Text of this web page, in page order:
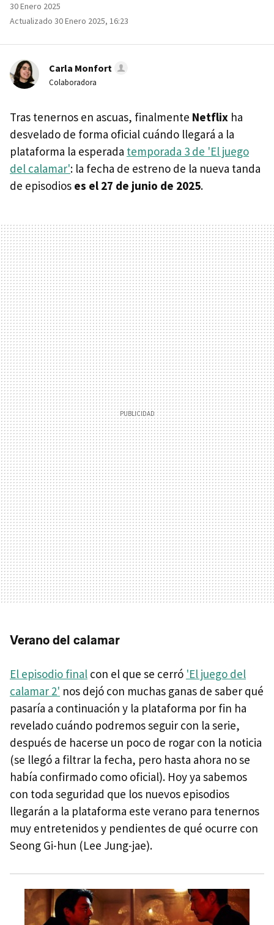
30 Enero 2025
Actualizado 30 Enero 2025, 16:23
Carla Monfort
Colaboradora
Tras tenernos en ascuas, finalmente Netflix ha
desvelado de forma oficial cuándo llegará a la
plataforma la esperada temporada 3 de 'El juego
del calamar': la fecha de estreno de la nueva tanda
de episodios es el 27 de junio de 2025.
Verano del calamar
El episodio final con el que se cerró 'El juego del
calamar 2' nos dejó con muchas ganas de saber qué
pasaría a continuación y la plataforma por fin ha
revelado cuándo podremos seguir con la serie,
después de hacerse un poco de rogar con la noticia
(se llegó a filtrar la fecha, pero hasta ahora no se
había confirmado como oficial). Hoy ya sabemos
con toda seguridad que los nuevos episodios
llegarán a la plataforma este verano para tenernos
muy entretenidos y pendientes de qué ocurre con
Seong Gi-hun (Lee Jung-jae).